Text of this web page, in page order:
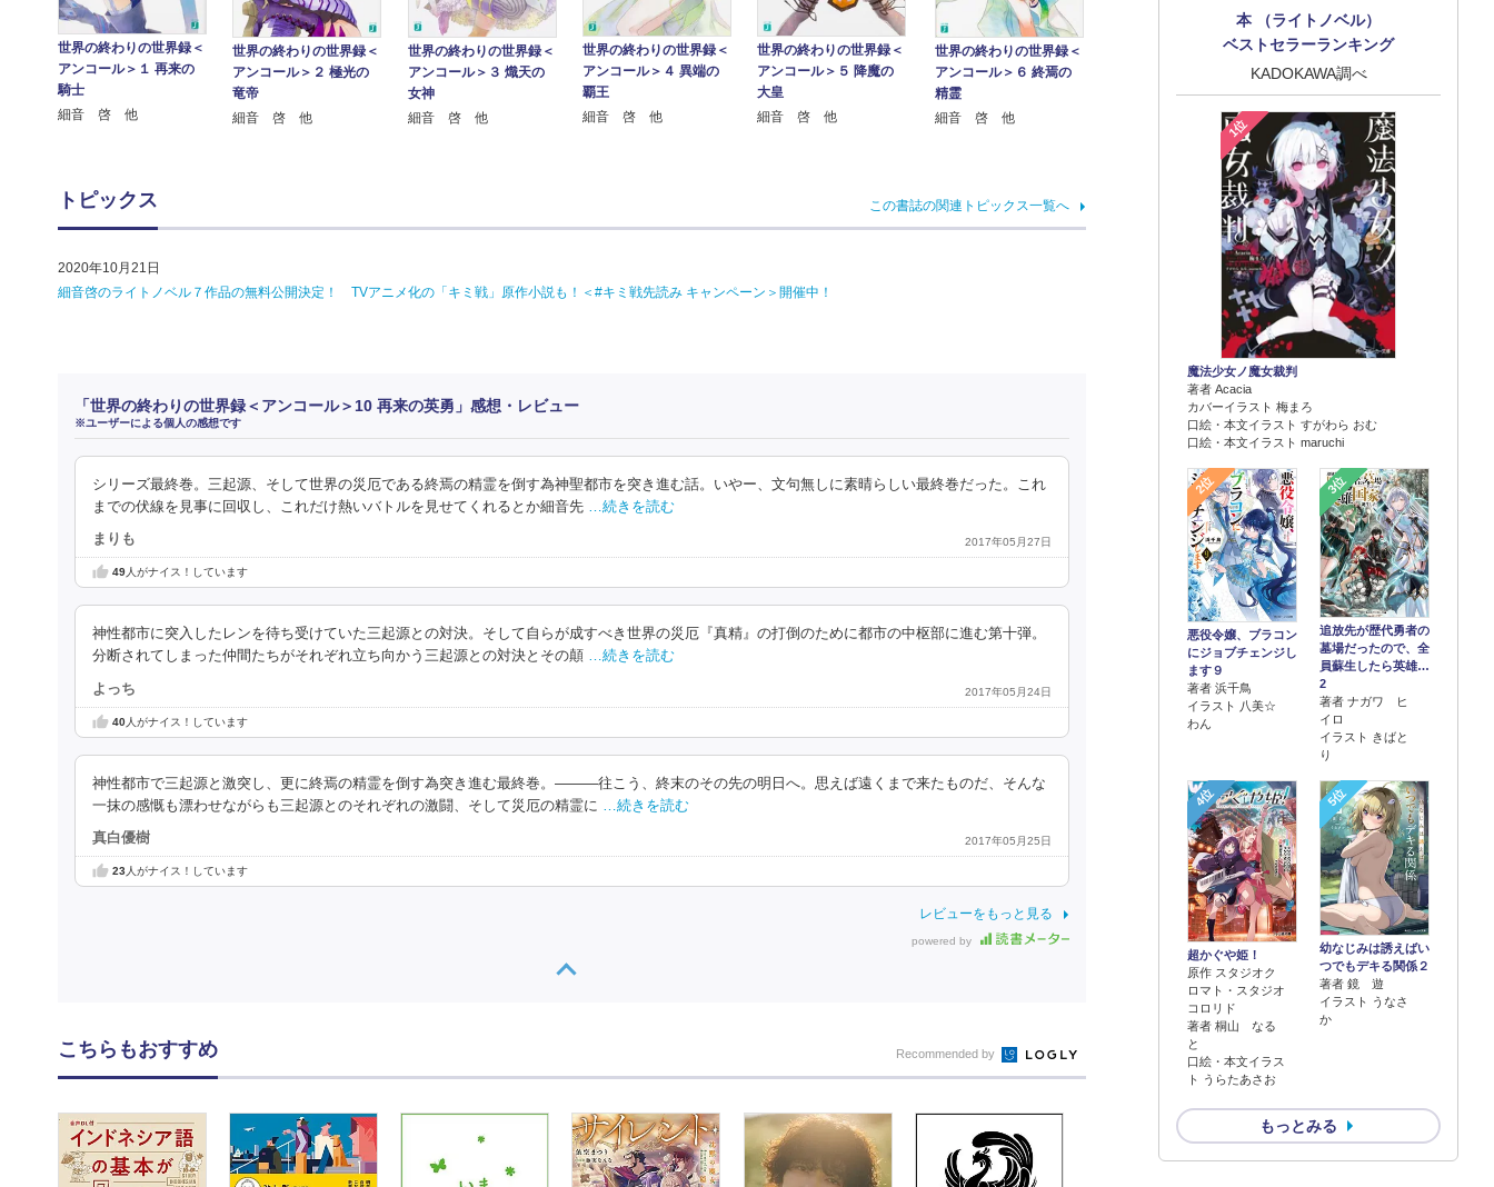
世界の終わりの世界録＜
アンコール＞１ 再来の
騎士
細音 啓 他
世界の終わりの世界録＜
アンコール＞２ 極光の
竜帝
細音 啓 他
世界の終わりの世界録＜
アンコール＞３ 熾天の
女神
細音 啓 他
世界の終わりの世界録＜
アンコール＞４ 異端の
覇王
細音 啓 他
世界の終わりの世界録＜
アンコール＞５ 降魔の
大皇
細音 啓 他
世界の終わりの世界録＜
アンコール＞６ 終焉の
精霊
細音 啓 他
トピックス この書誌の関連トピックス一覧へ
2020年10月21日
細音啓のライトノベル７作品の無料公開決定！ TVアニメ化の「キミ戦」原作小説も！＜#キミ戦先読み キャンペーン＞開催中！
「世界の終わりの世界録＜アンコール＞10 再来の英勇」感想・レビュー
※ユーザーによる個人の感想です
シリーズ最終巻。三起源、そして世界の災厄である終焉の精霊を倒す為神聖都市を突き進む話。いやー、文句無しに素晴らしい最終巻だった。これ
までの伏線を見事に回収し、これだけ熱いバトルを見せてくれるとか細音先
…続きを読む
まりも 2017年05月27日
49人がナイス！しています
神性都市に突入したレンを待ち受けていた三起源との対決。そして自らが成すべき世界の災厄『真精』の打倒のために都市の中枢部に進む第十弾。
分断されてしまった仲間たちがそれぞれ立ち向かう三起源との対決とその顛 …続きを読む
よっち 2017年05月24日
40人がナイス！しています
神性都市で三起源と激突し、更に終焉の精霊を倒す為突き進む最終巻。―――往こう、終末のその先の明日へ。思えば遠くまで来たものだ、そんな
一抹の感慨も漂わせながらも三起源とのそれぞれの激闘、そして災厄の精霊に …続きを読む
真白優樹 2017年05月25日
23人がナイス！しています
レビューをもっと見る
powered by
本 （ライトノベル）
ベストセラーランキング
KADOKAWA調べ
1位
魔法少女ノ魔女裁判
著者 Acacia
カバーイラスト 梅まろ
口絵・本文イラスト すがわら おむ
口絵・本文イラスト maruchi
2位
悪役令嬢、ブラコン
にジョブチェンジし
ます９
著者 浜千鳥
イラスト 八美☆
わん
3位
追放先が歴代勇者の
墓場だったので、全
員蘇生したら英雄…
2
著者 ナガワ ヒ
イロ
イラスト きばと
り
4位
超かぐや姫！
原作 スタジオク
ロマト・スタジオ
コロリド
著者 桐山 なる
と
口絵・本文イラス
ト うらたあさお
5位
幼なじみは誘えばい
つでもデキる関係２
著者 鏡 遊
イラスト うなさ
か
もっとみる
こちらもおすすめ Recommended by